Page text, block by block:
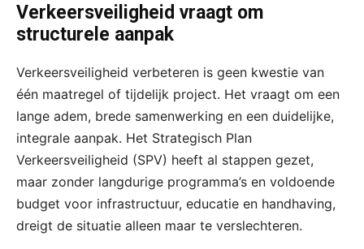
Verkeersveiligheid vraagt om
structurele aanpak
Verkeersveiligheid verbeteren is geen kwestie van
één maatregel of tijdelijk project. Het vraagt om een
lange adem, brede samenwerking en een duidelijke,
integrale aanpak. Het Strategisch Plan
Verkeersveiligheid (SPV) heeft al stappen gezet,
maar zonder langdurige programma’s en voldoende
budget voor infrastructuur, educatie en handhaving,
dreigt de situatie alleen maar te verslechteren.